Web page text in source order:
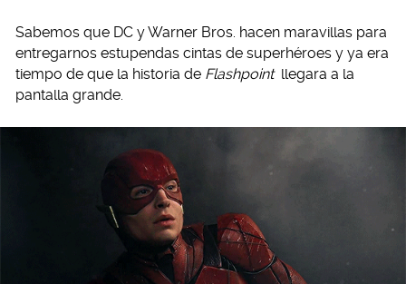
Sabemos que DC y Warner Bros. hacen maravillas para
entregarnos estupendas cintas de superhéroes y ya era
tiempo de que la historia de Flashpoint llegara a la
pantalla grande.